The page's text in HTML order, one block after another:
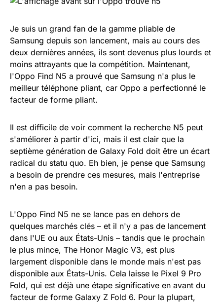
Je suis un grand fan de la gamme pliable de
Samsung depuis son lancement, mais au cours des
deux dernières années, ils sont devenus plus lourds et
moins attrayants que la compétition. Maintenant,
l'Oppo Find N5 a prouvé que Samsung n'a plus le
meilleur téléphone pliant, car Oppo a perfectionné le
facteur de forme pliant.
Il est difficile de voir comment la recherche N5 peut
s'améliorer à partir d'ici, mais il est clair que la
septième génération de Galaxy Fold doit être un écart
radical du statu quo. Eh bien, je pense que Samsung
a besoin de prendre ces mesures, mais l'entreprise
n'en a pas besoin.
L'Oppo Find N5 ne se lance pas en dehors de
quelques marchés clés – et il n'y a pas de lancement
dans l'UE ou aux États-Unis – tandis que le prochain
le plus mince, The Honor Magic V3, est plus
largement disponible dans le monde mais n'est pas
disponible aux États-Unis. Cela laisse le Pixel 9 Pro
Fold, qui est déjà une étape significative en avant du
facteur de forme Galaxy Z Fold 6. Pour la plupart,